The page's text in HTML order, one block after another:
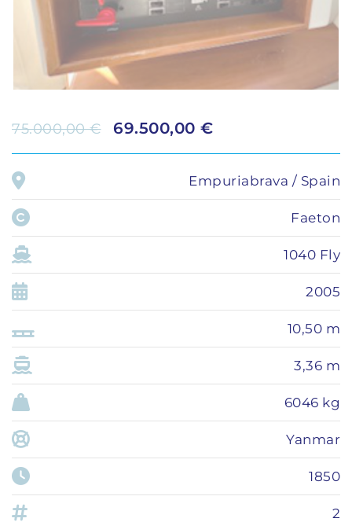
75.000,00 € 69.500,00 €
Empuriabrava / Spain
Faeton
1040 Fly
2005
10,50 m
3,36 m
6046 kg
Yanmar
1850
2